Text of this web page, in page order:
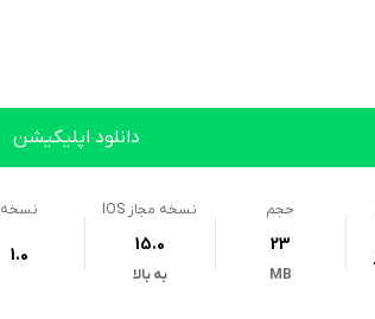
دانلود اپلیکیشن
حجم
23
MB
نسخه مجاز IOS
15.0
به بالا
نسخه
1.0